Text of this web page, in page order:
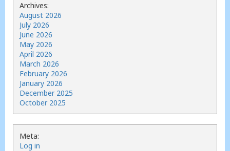
Archives:
August 2026
July 2026
June 2026
May 2026
April 2026
March 2026
February 2026
January 2026
December 2025
October 2025
Meta:
Log in